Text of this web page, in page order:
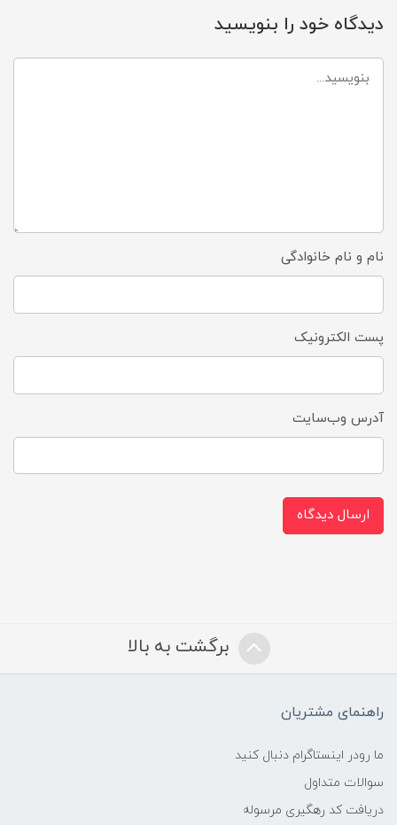
دیدگاه خود را بنویسید
نام و نام خانوادگی
پست الکترونیک
آدرس وب‌سایت
ارسال دیدگاه
برگشت به بالا
راهنمای مشتریان
ما رودر اینستاگرام دنبال کنید
سوالات متداول
دریافت کد رهگیری مرسوله